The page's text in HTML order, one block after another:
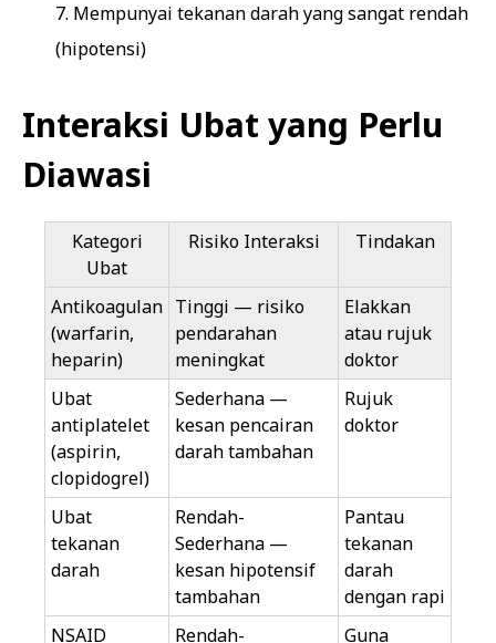
Mempunyai tekanan darah yang sangat rendah
(hipotensi)
Interaksi Ubat yang Perlu
Diawasi
Kategori
Ubat
Risiko Interaksi Tindakan
Antikoagulan
(warfarin,
heparin)
Tinggi — risiko
pendarahan
meningkat
Elakkan
atau rujuk
doktor
Ubat
antiplatelet
(aspirin,
clopidogrel)
Sederhana —
kesan pencairan
darah tambahan
Rujuk
doktor
Ubat
tekanan
darah
Rendah-
Sederhana —
kesan hipotensif
tambahan
Pantau
tekanan
darah
dengan rapi
NSAID
Rendah-
Guna